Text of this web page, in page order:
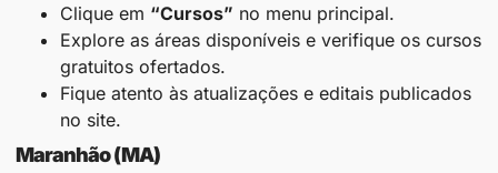
Clique em “Cursos” no menu principal.
Explore as áreas disponíveis e verifique os cursos
gratuitos ofertados.
Fique atento às atualizações e editais publicados
no site.
Maranhão (MA)